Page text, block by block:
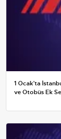
1 Ocak'ta
ve Otobüs Ek